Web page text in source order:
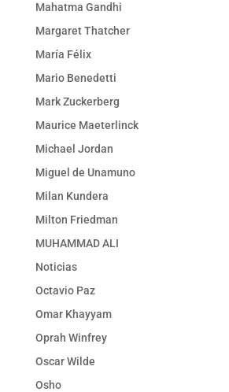
Mahatma Gandhi
Margaret Thatcher
María Félix
Mario Benedetti
Mark Zuckerberg
Maurice Maeterlinck
Michael Jordan
Miguel de Unamuno
Milan Kundera
Milton Friedman
MUHAMMAD ALI
Noticias
Octavio Paz
Omar Khayyam
Oprah Winfrey
Oscar Wilde
Osho